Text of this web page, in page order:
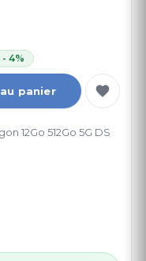
panier
- 4%
12Go 512Go 5G DS